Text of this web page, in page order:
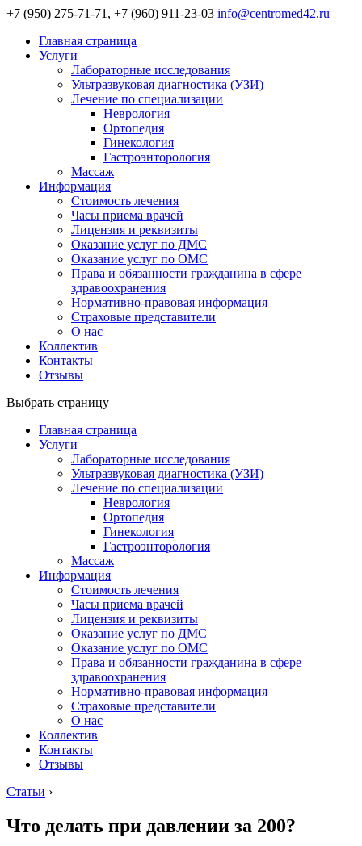
+7 (950) 275-71-71, +7 (960) 911-23-03 info@centromed42.ru
Главная страница
Услуги
Лабораторные исследования
Ультразвуковая диагностика (УЗИ)
Лечение по специализации
Неврология
Ортопедия
Гинекология
Гастроэнторология
Массаж
Информация
Стоимость лечения
Часы приема врачей
Лицензия и реквизиты
Оказание услуг по ДМС
Оказание услуг по ОМС
Права и обязанности гражданина в сфере
здравоохранения
Нормативно-правовая информация
Страховые представители
О нас
Коллектив
Контакты
Отзывы
Выбрать страницу
Главная страница
Услуги
Лабораторные исследования
Ультразвуковая диагностика (УЗИ)
Лечение по специализации
Неврология
Ортопедия
Гинекология
Гастроэнторология
Массаж
Информация
Стоимость лечения
Часы приема врачей
Лицензия и реквизиты
Оказание услуг по ДМС
Оказание услуг по ОМС
Права и обязанности гражданина в сфере
здравоохранения
Нормативно-правовая информация
Страховые представители
О нас
Коллектив
Контакты
Отзывы
Статьи ›
Что делать при давлении за 200?